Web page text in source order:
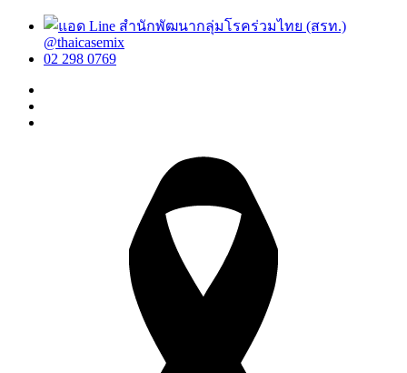
@thaicasemix
02 298 0769